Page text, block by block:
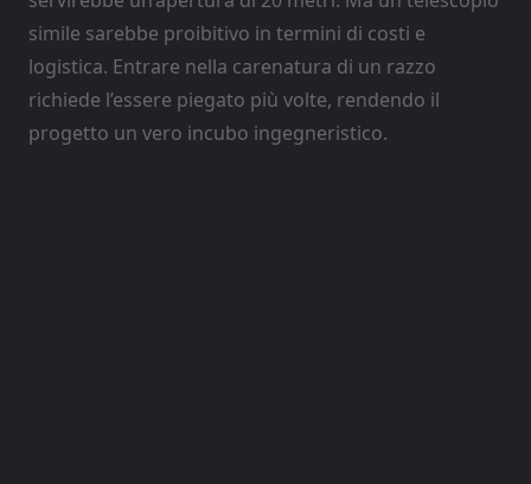
simile sarebbe proibitivo in termini di costi e
logistica. Entrare nella carenatura di un razzo
richiede l’essere piegato più volte, rendendo il
progetto un vero incubo ingegneristico.